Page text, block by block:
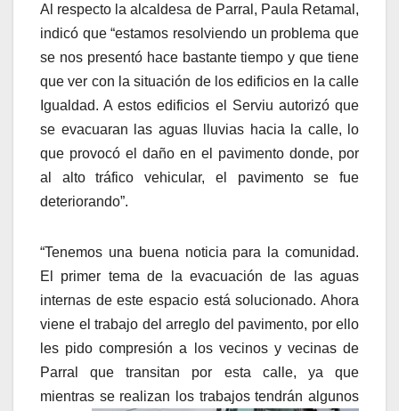
Al respecto la alcaldesa de Parral, Paula Retamal,
indicó que “estamos resolviendo un problema que
se nos presentó hace bastante tiempo y que tiene
que ver con la situación de los edificios en la calle
Igualdad. A estos edificios el Serviu autorizó que
se evacuaran las aguas lluvias hacia la calle, lo
que provocó el daño en el pavimento donde, por
al alto tráfico vehicular, el pavimento se fue
deteriorando”.
“Tenemos una buena noticia para la comunidad.
El primer tema de la evacuación de las aguas
internas de este espacio está solucionado. Ahora
viene el trabajo del arreglo del pavimento, por ello
les pido compresión a los vecinos y vecinas de
Parral que transitan por esta calle, ya que
mientras se realizan los trabajos tendrán algunos